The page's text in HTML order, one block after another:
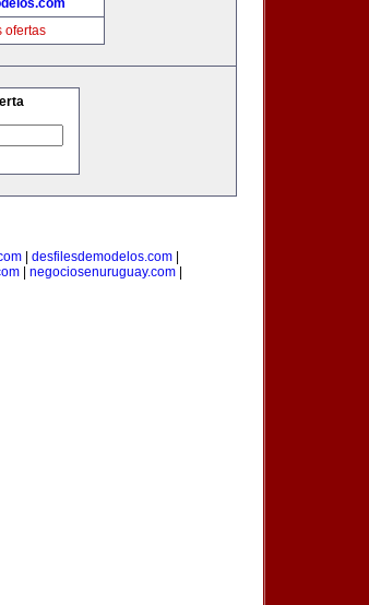
ofertas
| desfilesdemodelos.com|
negociosenuruguay.com